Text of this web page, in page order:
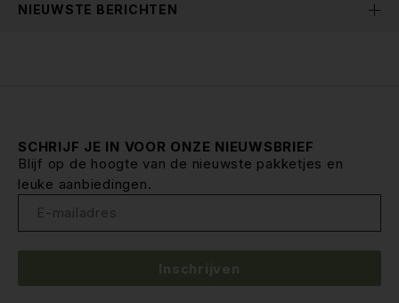
NIEUWSTE BERICHTEN
SCHRIJF JE IN VOOR ONZE NIEUWSBRIEF
Blijf op de hoogte van de nieuwste pakketjes en
leuke aanbiedingen.
Inschrijven